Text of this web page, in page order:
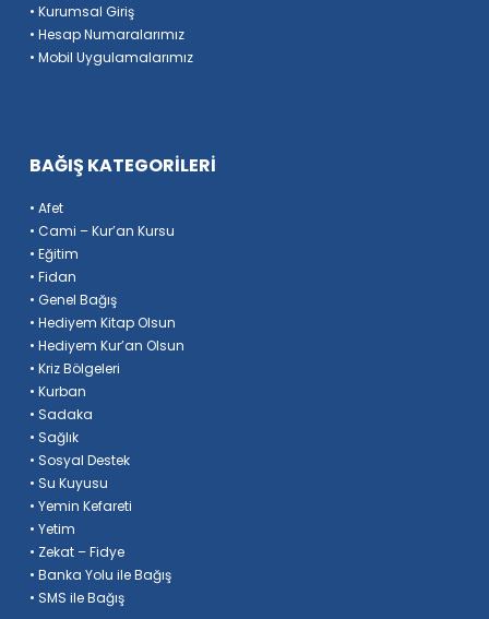
• Kurumsal Giriş
• Hesap Numaralarımız
• Mobil Uygulamalarımız
BAĞIŞ KATEGORİLERİ
• Afet
• Cami – Kur’an Kursu
• Eğitim
• Fidan
• Genel Bağış
• Hediyem Kitap Olsun
• Hediyem Kur’an Olsun
• Kriz Bölgeleri
• Kurban
• Sadaka
• Sağlık
• Sosyal Destek
• Su Kuyusu
• Yemin Kefareti
• Yetim
• Zekat – Fidye
• Banka Yolu ile Bağış
• SMS ile Bağış